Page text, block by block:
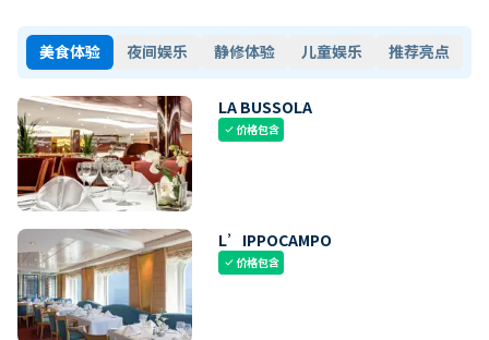
美食体验 夜间娱乐 静修体验 儿童娱乐 推荐亮点
LA BUSSOLA
check价格包含
L’IPPOCAMPO
check价格包含